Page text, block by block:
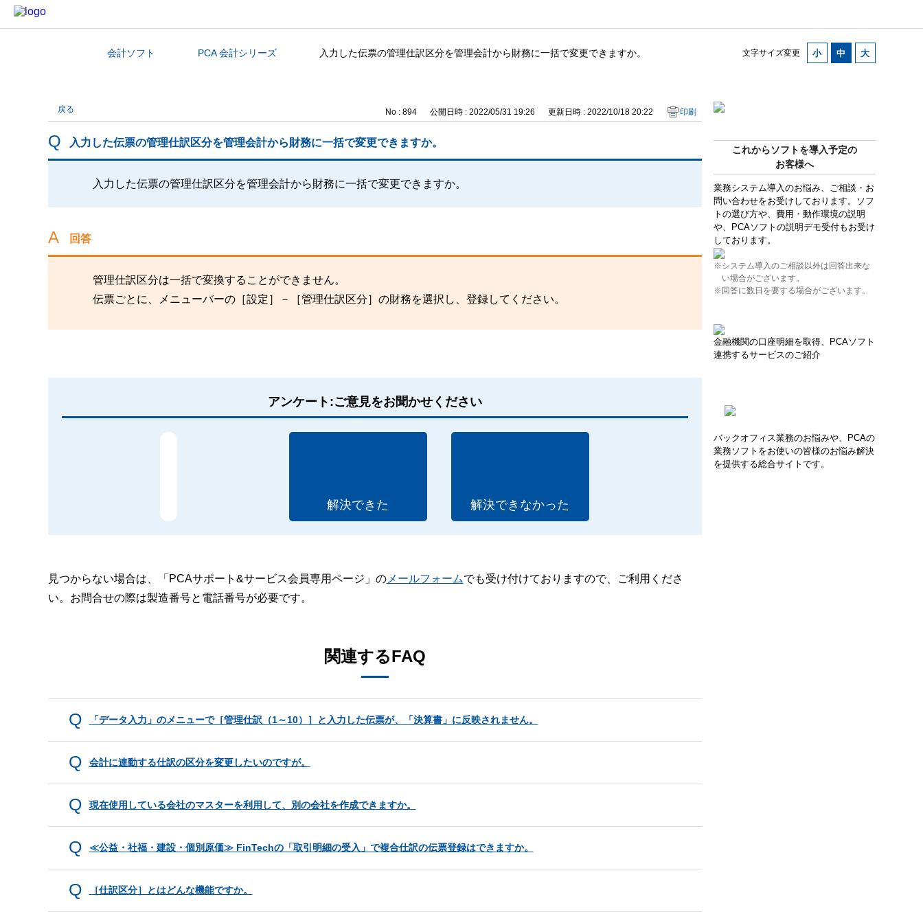
文字サイズ変更
カテゴリから探す
会計ソフト PCA 会計シリーズ 入力した伝票の管理仕訳区分を管理会計から財務に一括で変更できますか。
これからソフトを導入予定の
お客様へ
業務システム導入のお悩み、ご相談・お
問い合わせをお受けしております。ソフ
トの選び方や、費用・動作環境の説明
や、PCAソフトの説明デモ受付もお受け
しております。
※システム導入のご相談以外は回答出来な
い場合がございます。
※回答に数日を要する場合がございます。
金融機関の口座明細を取得、PCAソフト
連携するサービスのご紹介
バックオフィス業務のお悩みや、PCAの
業務ソフトをお使いの皆様のお悩み解決
を提供する総合サイトです。
戻る No : 894 公開日時 : 2022/05/31 19:26 更新日時 : 2022/10/18 20:22 印刷
入力した伝票の管理仕訳区分を管理会計から財務に一括で変更できますか。
入力した伝票の管理仕訳区分を管理会計から財務に一括で変更できますか。
回答
管理仕訳区分は一括で変換することができません。
伝票ごとに、メニューバーの［設定］－［管理仕訳区分］の財務を選択し、登録してください。
アンケート:ご意見をお聞かせください
解決できた 解決できなかった
見つからない場合は、「PCAサポート&サービス会員専用ページ」のメールフォームでも受け付けておりますので、ご利用くださ
い。お問合せの際は製造番号と電話番号が必要です。
関連するFAQ
「データ入力」のメニューで［管理仕訳（1～10）］と入力した伝票が、「決算書」に反映されません。
会計に連動する仕訳の区分を変更したいのですが。
現在使用している会社のマスターを利用して、別の会社を作成できますか。
≪公益・社福・建設・個別原価≫ FinTechの「取引明細の受入」で複合仕訳の伝票登録はできますか。
［仕訳区分］とはどんな機能ですか。